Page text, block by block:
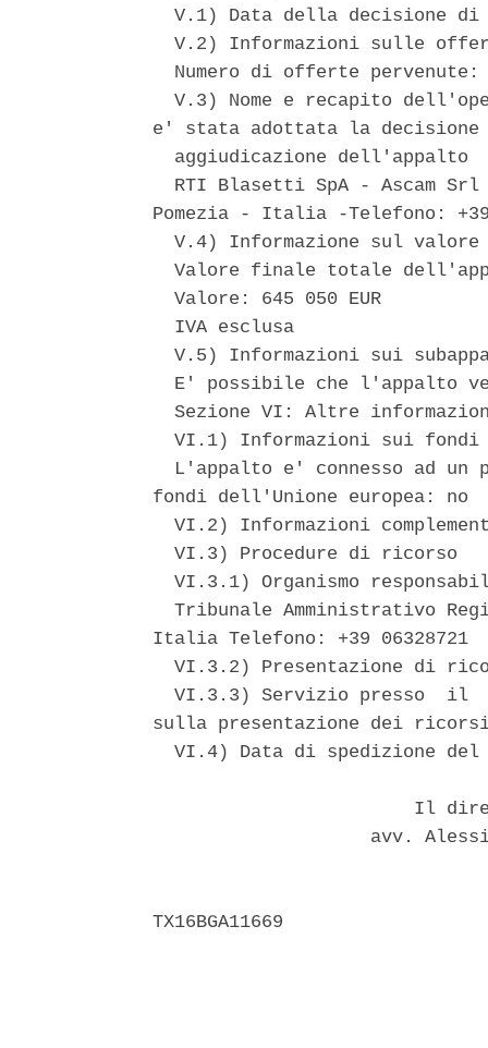
V.1) Data della decisione
V.2) Informazioni sulle
Numero di offerte
V.3) Nome e recapito
e' stata adottata la
  aggiudicazione dell'appalto
RTI Blasetti SpA - Ascam
Pomezia - Italia -Telefono:
V.4) Informazione sul
Valore finale totale
  Valore: 645 050 EUR
  IVA esclusa
V.5) Informazioni sui
E' possibile che l'appalto
Sezione VI: Altre
VI.1) Informazioni sui
L'appalto e' connesso ad un
fondi dell'Unione europea: no
VI.2) Informazioni
  VI.3) Procedure di ricorso
VI.3.1) Organismo
Tribunale Amministrativo
Italia Telefono: +39 06328721
VI.3.2) Presentazione di
VI.3.3) Servizio presso  il
sulla presentazione dei
VI.4) Data di spedizione
Il
avv.